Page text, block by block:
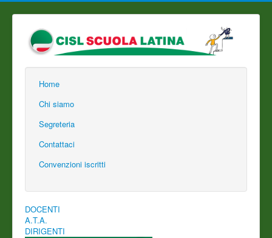
Home
Chi siamo
Segreteria
Contattaci
Convenzioni iscritti
DOCENTI
A.T.A.
DIRIGENTI